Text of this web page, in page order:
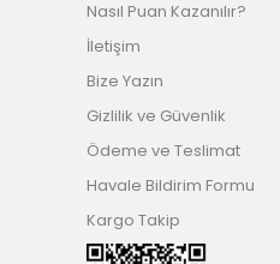
Nasıl Puan Kazanılır?
İletişim
Bize Yazın
Gizlilik ve Güvenlik
Ödeme ve Teslimat
Havale Bildirim Formu
Kargo Takip